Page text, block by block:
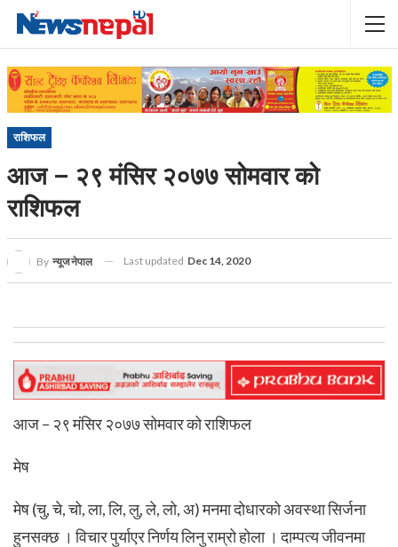
राशिफल
आज – २९ मंसिर २०७७ सोमवार को
राशिफल
By न्यूज नेपाल Last updated Dec 14, 2020
आज – २९ मंसिर २०७७ सोमवार को राशिफल
मेष
मेष (चु, चे, चो, ला, लि, लु, ले, लो, अ) मनमा दोधारको अवस्था सिर्जना
हुनसक्छ । विचार पुर्याएर निर्णय लिनु राम्रो होला । दाम्पत्य जीवनमा